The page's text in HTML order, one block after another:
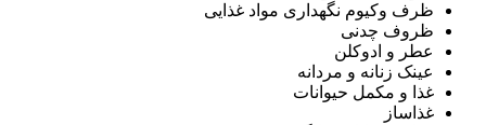
ظرف وکیوم نگهداری مواد غذایی
ظروف چدنی
عطر و ادوکلن
عینک زنانه و مردانه
غذا و مکمل حیوانات
غذاساز